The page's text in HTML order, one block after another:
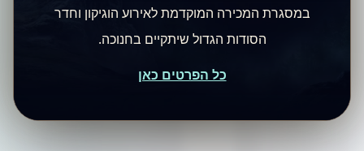
במסגרת המכירה המוקדמת לאירוע הוגיקון וחדר
הסודות הגדול שיתקיים בחנוכה.
כל הפרטים כאן